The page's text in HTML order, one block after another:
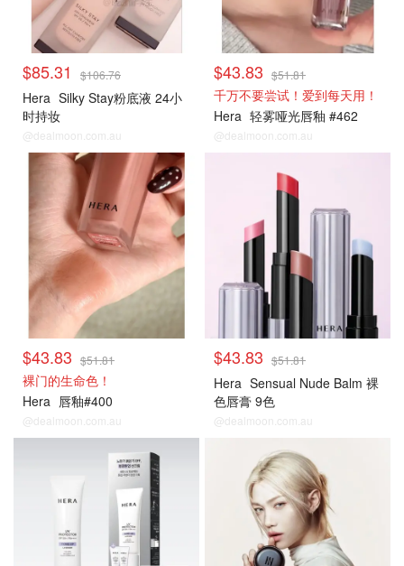
$85.31 $106.76
Hera Silky Stay粉底液 24小
时持妆
@dealmoon.com.au
$43.83 $51.81
千万不要尝试！爱到每天用！
Hera 轻雾哑光唇釉 #462
@dealmoon.com.au
$43.83 $51.81
裸门的生命色！
Hera 唇釉#400
@dealmoon.com.au
$43.83 $51.81
Hera Sensual Nude Balm 裸
色唇膏 9色
@dealmoon.com.au